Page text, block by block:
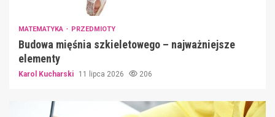
MATEMATYKA PRZEDMIOTY
Budowa mięśnia szkieletowego – najważniejsze
elementy
Karol Kucharski 11 lipca 2026 206